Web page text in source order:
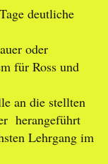
deutliche
oder
für Ross und
an die stellten
herangeführt
Lehrgang im